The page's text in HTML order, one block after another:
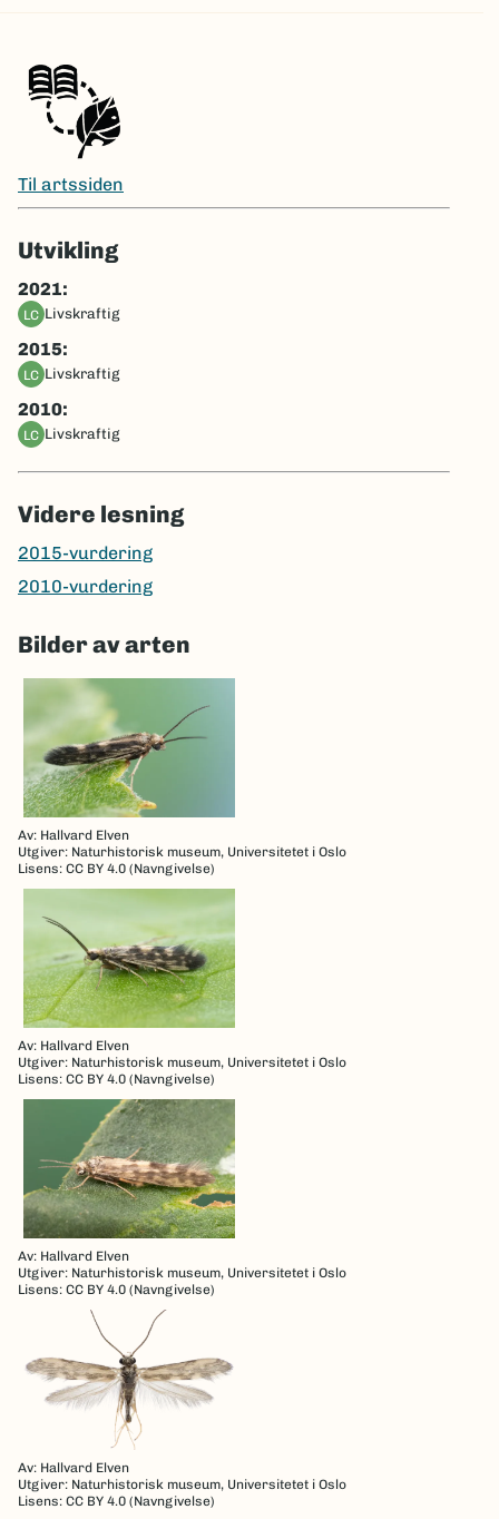
Til artssiden
Utvikling
2021:
LC livskraftig
2015:
LC livskraftig
2010:
LC livskraftig
Videre lesning
2015-vurdering
2010-vurdering
Bilder av arten
Av: Hallvard Elven
Utgiver: Naturhistorisk museum, Universitetet i Oslo
Lisens: CC BY 4.0 (Navngivelse)
Av: Hallvard Elven
Utgiver: Naturhistorisk museum, Universitetet i Oslo
Lisens: CC BY 4.0 (Navngivelse)
Av: Hallvard Elven
Utgiver: Naturhistorisk museum, Universitetet i Oslo
Lisens: CC BY 4.0 (Navngivelse)
Av: Hallvard Elven
Utgiver: Naturhistorisk museum, Universitetet i Oslo
Lisens: CC BY 4.0 (Navngivelse)